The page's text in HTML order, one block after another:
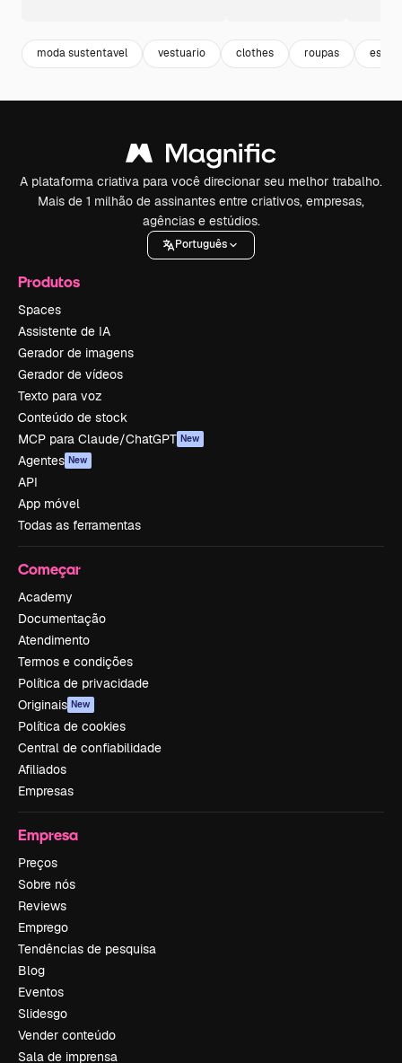
moda sustentavel vestuario clothes roupas
A plataforma criativa para você direcionar seu melhor trabalho.
Mais de 1 milhão de assinantes entre criativos, empresas,
agências e estúdios.
Português
Produtos
Spaces
Assistente de IA
Gerador de imagens
Gerador de vídeos
Texto para voz
Conteúdo de stock
MCP para Claude/ChatGPT New
Agentes New
API
App móvel
Todas as ferramentas
Começar
Academy
Documentação
Atendimento
Termos e condições
Política de privacidade
Originais New
Política de cookies
Central de confiabilidade
Afiliados
Empresas
Empresa
Preços
Sobre nós
Reviews
Emprego
Tendências de pesquisa
Blog
Eventos
Slidesgo
Vender conteúdo
Sala de imprensa